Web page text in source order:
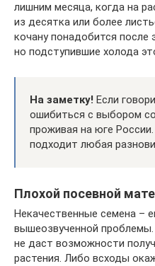
лишним месяца, когда на
из десятка или более
кочану понадобится после
но подступившие холода
На заметку! Если
ошибиться с выбором
проживая на юге
подходит любая
Плохой посевной
Некачественные семена –
вышеозвученной
не даст возможности
растения. Либо всходы